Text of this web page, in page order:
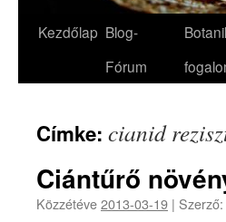
Kezdőlap Blog-
Fórum
Címke: cianid
Ciántűrő
Közzétéve2013-03-19 | Szerző: